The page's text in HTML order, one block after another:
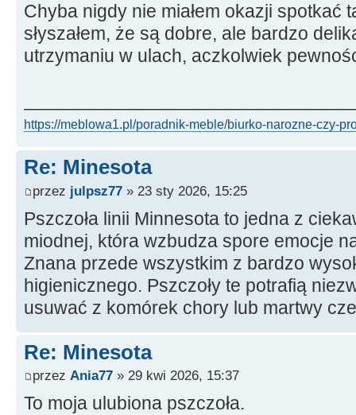
Chyba nigdy nie miałem okazji spotkać
słyszałem, że są dobre, ale bardzo
utrzymaniu w ulach, aczkolwiek
https://meblowa1.pl/poradnik-meble/biurko-narozne-czy-
Re: Minesota
przez julpsz77 » 23 sty 2026, 15:25
Pszczoła linii Minnesota to jedna z
miodnej, która wzbudza spore emocje
Znana przede wszystkim z bardzo
higienicznego. Pszczoły te potrafią
usuwać z komórek chory lub martwy
Re: Minesota
przez Ania77 » 29 kwi 2026, 15:37
To moja ulubiona pszczoła.